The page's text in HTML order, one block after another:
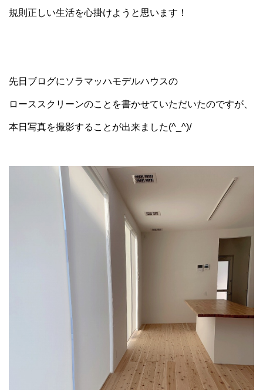
規則正しい生活を心掛けようと思います！
先日ブログにソラマッハモデルハウスの
ローススクリーンのことを書かせていただいたのですが、
本日写真を撮影することが出来ました(^_^)/